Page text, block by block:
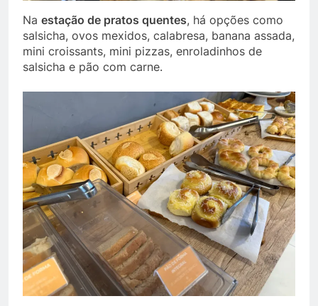
Na estação de pratos quentes, há opções como
salsicha, ovos mexidos, calabresa, banana assada,
mini croissants, mini pizzas, enroladinhos de
salsicha e pão com carne.